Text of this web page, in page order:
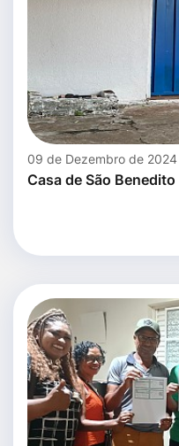
09 de Dezembro de 2024
Casa de São Benedito